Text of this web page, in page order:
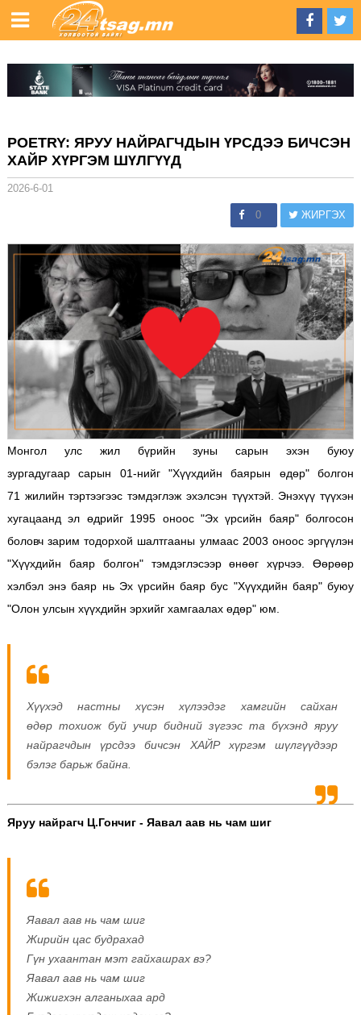
POETRY: ЯРУУ НАЙРАГЧДЫН ҮРСДЭЭ БИЧСЭН
ХАЙР ХҮРГЭМ ШҮЛГҮҮД
2026-6-01
0 ЖИРГЭХ
Монгол улс жил бүрийн зуны сарын эхэн буюу
зургадугаар сарын 01-нийг "Хүүхдийн баярын өдөр" болгон
71 жилийн тэртээгээс тэмдэглэж эхэлсэн түүхтэй. Энэхүү түүхэн
хугацаанд эл өдрийг 1995 оноос "Эх үрсийн баяр" болгосон
боловч зарим тодорхой шалтгааны улмаас 2003 оноос эргүүлэн
"Хүүхдийн баяр болгон" тэмдэглэсээр өнөөг хүрчээ. Өөрөөр
хэлбэл энэ баяр нь Эх үрсийн баяр бус "Хүүхдийн баяр" буюу
"Олон улсын хүүхдийн эрхийг хамгаалах өдөр" юм.
Хүүхэд настны хүсэн хүлээдэг хамгийн сайхан
өдөр тохиож буй учир бидний зүгээс та бүхэнд яруу
найрагчдын үрсдээ бичсэн ХАЙР хүргэм шүлгүүдээр
бэлэг барьж байна.
Яруу найрагч Ц.Гончиг - Яавал аав нь чам шиг
Яавал аав нь чам шиг
Жирийн цас будрахад
Гүн ухаантан мэт гайхашрах вэ?
Яавал аав нь чам шиг
Жижигхэн алганыхаа ард